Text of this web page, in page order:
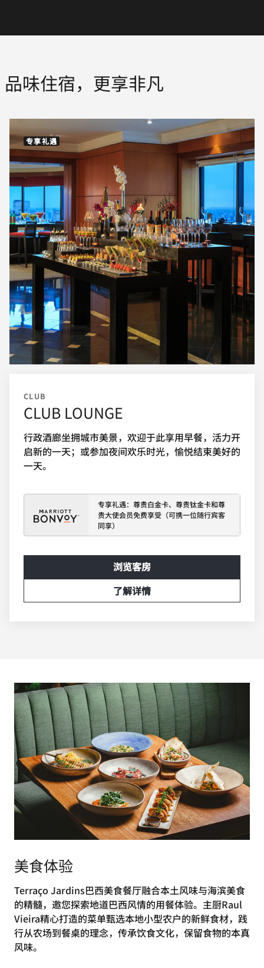
品味住宿，更享非凡
专享礼遇
CLUB
CLUB LOUNGE
行政酒廊坐拥城市美景，欢迎于此享用早餐，活力开
启新的一天；或参加夜间欢乐时光，愉悦结束美好的
一天。
专享礼遇：尊贵白金卡、尊贵钛金卡和尊
贵大使会员免费享受（可携一位随行宾客
同享）
浏览客房
了解详情
美食体验
Terraço Jardins巴西美食餐厅融合本土风味与海滨美食
的精髓，邀您探索地道巴西风情的用餐体验。主厨Raul
Vieira精心打造的菜单甄选本地小型农户的新鲜食材，践
行从农场到餐桌的理念，传承饮食文化，保留食物的本真
风味。